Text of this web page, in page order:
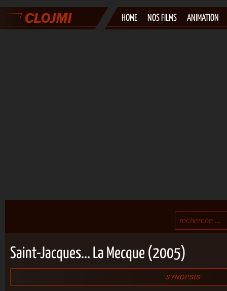
HOME NOS FILMS ANIMATION
Saint-Jacques... La Mecque (2005)